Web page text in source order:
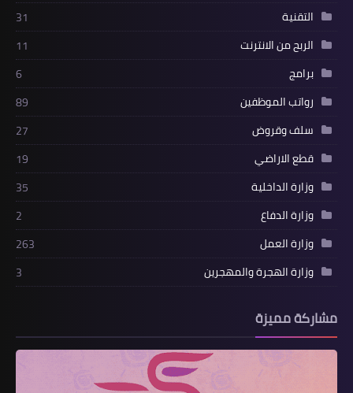
التقنية
31
الربح من الانترنت
11
برامج
6
رواتب الموظفين
89
سلف وقروض
27
قطع الاراضي
19
وزارة الداخلية
35
وزارة الدفاع
2
وزارة العمل
263
وزارة الهجرة والمهجرين
3
مشاركة مميزة